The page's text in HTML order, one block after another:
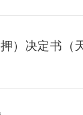
）决定书（